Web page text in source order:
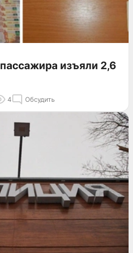
изъяли 2,6
4 Обсудить